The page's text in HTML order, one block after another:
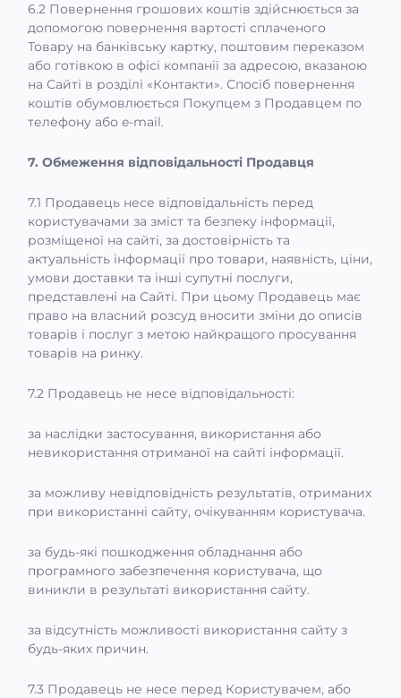
6.2 Повернення грошових коштів здійснюється за
допомогою повернення вартості сплаченого
Товару на банківську картку, поштовим переказом
або готівкою в офісі компанії за адресою, вказаною
на Сайті в розділі «Контакти». Спосіб повернення
коштів обумовлюється Покупцем з Продавцем по
телефону або e-mail.
7. Обмеження відповідальності Продавця
7.1 Продавець несе відповідальність перед
користувачами за зміст та безпеку інформації,
розміщеної на сайті, за достовірність та
актуальність інформації про товари, наявність, ціни,
умови доставки та інші супутні послуги,
представлені на Сайті. При цьому Продавець має
право на власний розсуд вносити зміни до описів
товарів і послуг з метою найкращого просування
товарів на ринку.
7.2 Продавець не несе відповідальності:
за наслідки застосування, використання або
невикористання отриманої на сайті інформації.
за можливу невідповідність результатів, отриманих
при використанні сайту, очікуванням користувача.
за будь-які пошкодження обладнання або
програмного забезпечення користувача, що
виникли в результаті використання сайту.
за відсутність можливості використання сайту з
будь-яких причин.
7.3 Продавець не несе перед Користувачем, або